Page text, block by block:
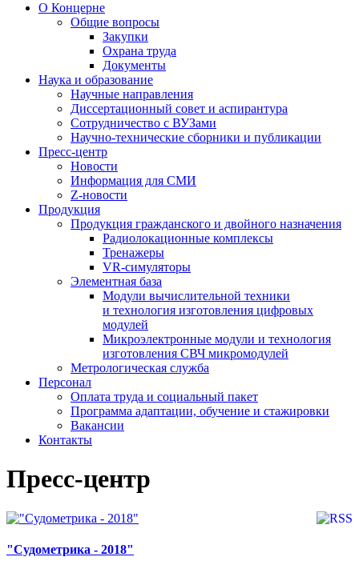
О Концерне
Общие вопросы
Закупки
Охрана труда
Документы
Наука и образование
Научные направления
Диссертационный совет и аспирантура
Сотрудничество с ВУЗами
Научно-технические сборники и публикации
Пресс-центр
Новости
Информация для СМИ
Z-новости
Продукция
Продукция гражданского и двойного назначения
Радиолокационные комплексы
Тренажеры
VR-симуляторы
Элементная база
Модули вычислительной техники
и технология изготовления цифровых
модулей
Микроэлектронные модули и технология
изготовления СВЧ микромодулей
Метрологическая служба
Персонал
Оплата труда и социальный пакет
Программа адаптации, обучение и стажировки
Вакансии
Контакты
Пресс-центр
"Судометрика - 2018"